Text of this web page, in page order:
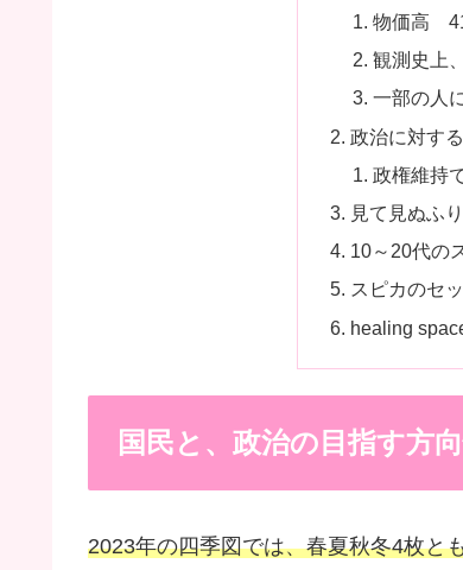
物価高
観測史上
一部の人
政治に対す
政権維持
見て見ぬふ
10～20代の
スピカのセ
healing
国民と、政治の目指す方
2023年の四季図では、春夏秋冬4枚と